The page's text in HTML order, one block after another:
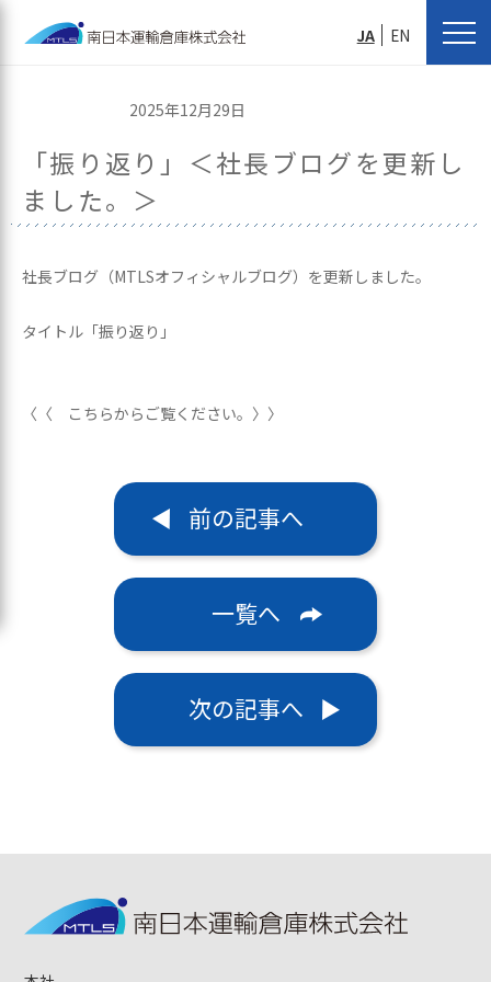
JA EN
2025年12月29日
「振り返り」＜社長ブログを更新し
ました。＞
社長ブログ（MTLSオフィシャルブログ）を更新しました。
タイトル「振り返り」
〈〈 こちらからご覧ください。〉〉
前の記事へ
一覧へ
次の記事へ